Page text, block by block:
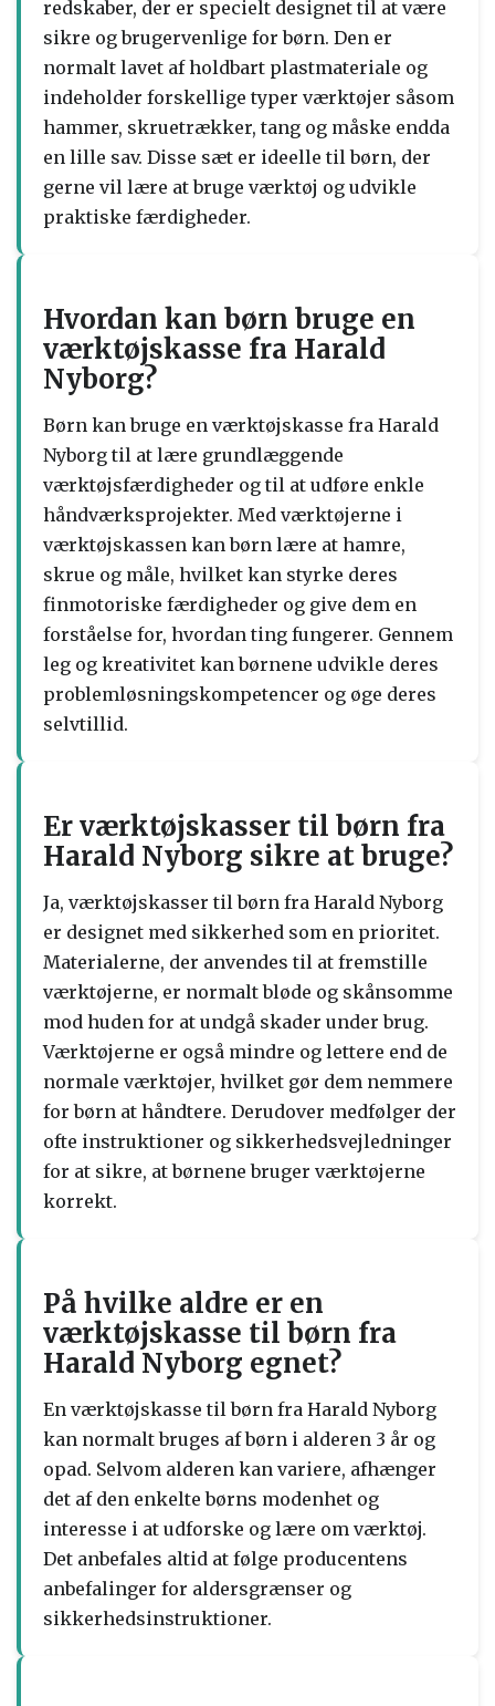
redskaber, der er specielt designet til at være
sikre og brugervenlige for børn. Den er
normalt lavet af holdbart plastmateriale og
indeholder forskellige typer værktøjer såsom
hammer, skruetrækker, tang og måske endda
en lille sav. Disse sæt er ideelle til børn, der
gerne vil lære at bruge værktøj og udvikle
praktiske færdigheder.
Hvordan kan børn bruge en
værktøjskasse fra Harald
Nyborg?
Børn kan bruge en værktøjskasse fra Harald
Nyborg til at lære grundlæggende
værktøjsfærdigheder og til at udføre enkle
håndværksprojekter. Med værktøjerne i
værktøjskassen kan børn lære at hamre,
skrue og måle, hvilket kan styrke deres
finmotoriske færdigheder og give dem en
forståelse for, hvordan ting fungerer. Gennem
leg og kreativitet kan børnene udvikle deres
problemløsningskompetencer og øge deres
selvtillid.
Er værktøjskasser til børn fra
Harald Nyborg sikre at bruge?
Ja, værktøjskasser til børn fra Harald Nyborg
er designet med sikkerhed som en prioritet.
Materialerne, der anvendes til at fremstille
værktøjerne, er normalt bløde og skånsomme
mod huden for at undgå skader under brug.
Værktøjerne er også mindre og lettere end de
normale værktøjer, hvilket gør dem nemmere
for børn at håndtere. Derudover medfølger der
ofte instruktioner og sikkerhedsvejledninger
for at sikre, at børnene bruger værktøjerne
korrekt.
På hvilke aldre er en
værktøjskasse til børn fra
Harald Nyborg egnet?
En værktøjskasse til børn fra Harald Nyborg
kan normalt bruges af børn i alderen 3 år og
opad. Selvom alderen kan variere, afhænger
det af den enkelte børns modenhet og
interesse i at udforske og lære om værktøj.
Det anbefales altid at følge producentens
anbefalinger for aldersgrænser og
sikkerhedsinstruktioner.